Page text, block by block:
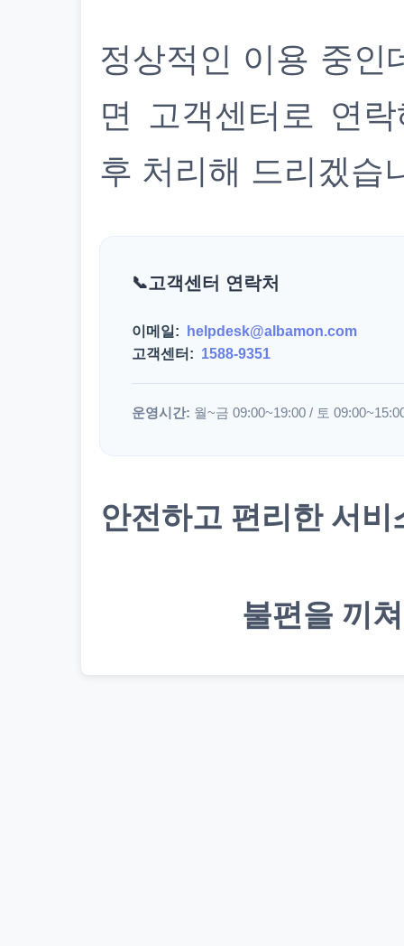
정상적인 이용 중인
면 고객센터로 연
후 처리해 드리겠습
고객센터 연락처
이메일:
helpdesk@albamon.com
고객센터: 1588-9351
운영시간: 월~금 09:00~19:00 / 토
안전하고 편리한 서
불편을 끼